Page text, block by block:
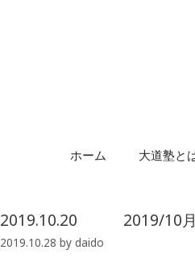
ホーム 大道塾と
2019.10.20 2019/10月
2019.10.28 by daido